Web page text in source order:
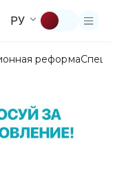
РУ
реформа